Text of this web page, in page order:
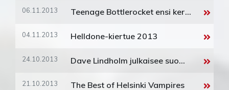
06.11.2013 Teenage Bottlerocket ensi kertaa Suomeen!
04.11.2013 Helldone-kiertue 2013
24.10.2013 Dave Lindholm julkaisee suomenkielisen sooloalbumin 15.11.2013
21.10.2013 The Best of Helsinki Vampires